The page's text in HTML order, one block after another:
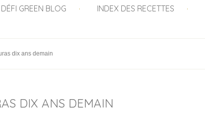
DÉFI GREEN BLOG INDEX DES RECETTES
dix ans demain
DIX ANS DEMAIN